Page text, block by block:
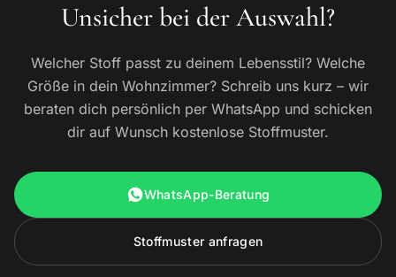
Unsicher bei der Auswahl?
Welcher Stoff passt zu deinem Lebensstil? Welche
Größe in dein Wohnzimmer? Schreib uns kurz – wir
beraten dich persönlich per WhatsApp und schicken
dir auf Wunsch kostenlose Stoffmuster.
WhatsApp-Beratung
Stoffmuster anfragen